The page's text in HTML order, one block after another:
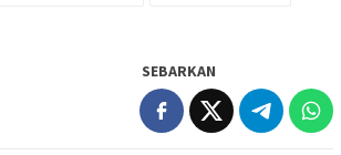
SEBARKAN